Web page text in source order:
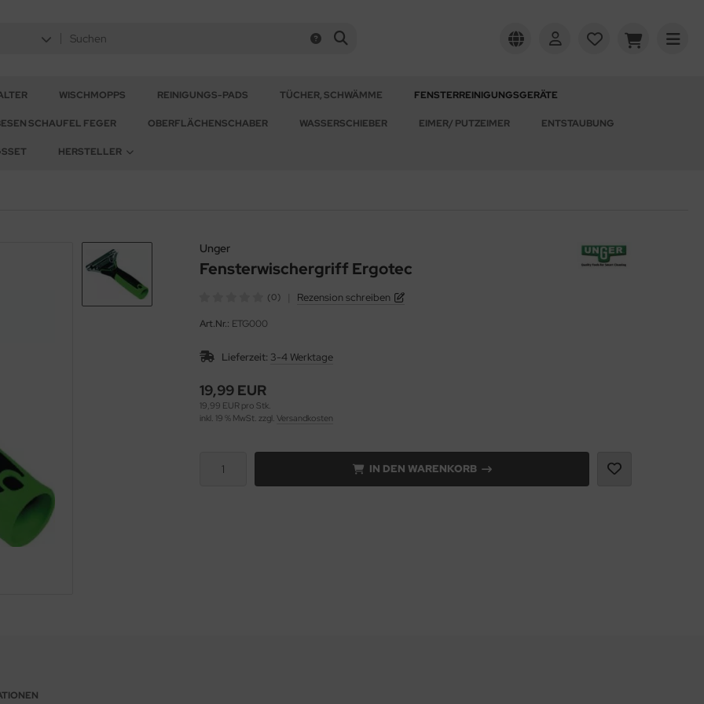
WISCHMOPPS REINIGUNGS-PADS TÜCHER, SCHWÄMME FENSTERREINIGUNGSGERÄTE
SCHAUFEL FEGER OBERFLÄCHENSCHABER WASSERSCHIEBER EIMER/ PUTZEIMER ENTSTAUBUNG
HERSTELLER
Unger
Fensterwischergriff Ergotec
(0) Rezension schreiben
Art.Nr.: ETG000
Lieferzeit: 3-4 Werktage
19,99 EUR
19,99 EUR pro Stk.
inkl. 19 % MwSt. zzgl. Versandkosten
IN DEN WARENKORB